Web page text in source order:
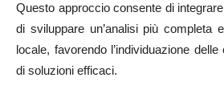
Questo approccio consente di
di sviluppare un’analisi più completa
locale, favorendo l’individuazione
di soluzioni efficaci.